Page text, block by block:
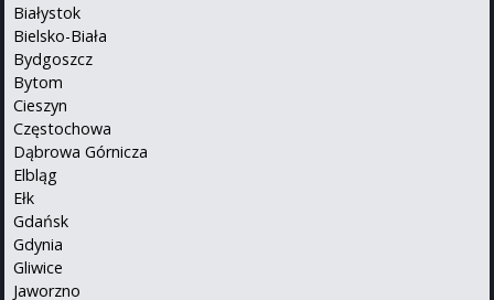
Białystok
Bielsko-Biała
Bydgoszcz
Bytom
Cieszyn
Częstochowa
Dąbrowa Górnicza
Elbląg
Ełk
Gdańsk
Gdynia
Gliwice
Jaworzno